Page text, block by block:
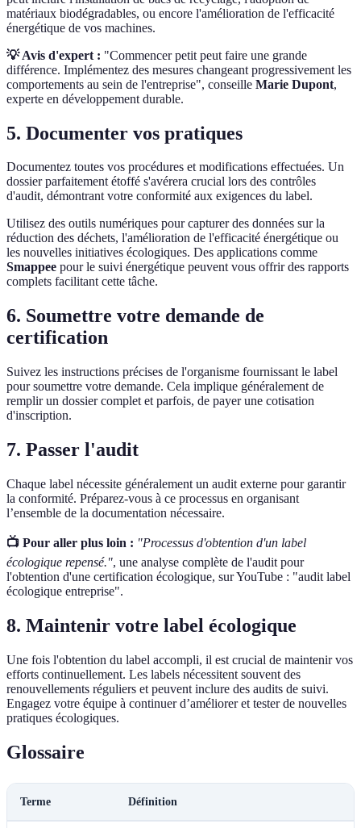
matériaux biodégradables, ou encore l'amélioration de l'efficacité
énergétique de vos machines.
💡 Avis d'expert : "Commencer petit peut faire une grande
différence. Implémentez des mesures changeant progressivement les
comportements au sein de l'entreprise", conseille Marie Dupont,
experte en développement durable.
5. Documenter vos pratiques
Documentez toutes vos procédures et modifications effectuées. Un
dossier parfaitement étoffé s'avérera crucial lors des contrôles
d'audit, démontrant votre conformité aux exigences du label.
Utilisez des outils numériques pour capturer des données sur la
réduction des déchets, l'amélioration de l'efficacité énergétique ou
les nouvelles initiatives écologiques. Des applications comme
Smappee pour le suivi énergétique peuvent vous offrir des rapports
complets facilitant cette tâche.
6. Soumettre votre demande de
certification
Suivez les instructions précises de l'organisme fournissant le label
pour soumettre votre demande. Cela implique généralement de
remplir un dossier complet et parfois, de payer une cotisation
d'inscription.
7. Passer l'audit
Chaque label nécessite généralement un audit externe pour garantir
la conformité. Préparez-vous à ce processus en organisant
l’ensemble de la documentation nécessaire.
📺 Pour aller plus loin : "Processus d'obtention d'un label
écologique repensé.", une analyse complète de l'audit pour
l'obtention d'une certification écologique, sur YouTube : "audit label
écologique entreprise".
8. Maintenir votre label écologique
Une fois l'obtention du label accompli, il est crucial de maintenir vos
efforts continuellement. Les labels nécessitent souvent des
renouvellements réguliers et peuvent inclure des audits de suivi.
Engagez votre équipe à continuer d’améliorer et tester de nouvelles
pratiques écologiques.
Glossaire
Terme Définition